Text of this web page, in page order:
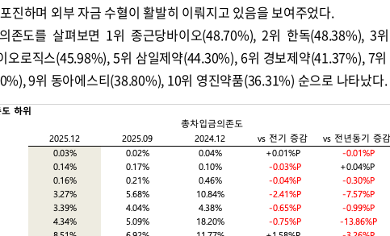
진하며 외부 자금 수혈이 활발히 이뤄지고 있음을 보여주었다.
존도를 살펴보면 1위 종근당바이오(48.70%), 2위 한독(48.38%), 3
오로직스(45.98%), 5위 삼일제약(44.30%), 6위 경보제약(41.37%), 7위
9위 동아에스티(38.80%), 10위 영진약품(36.31%) 순으로 나타났다.